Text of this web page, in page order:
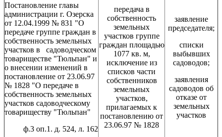
Постановление главы
администрации г. Озерска
от 12.04.1999 № 831 "О
передаче группе граждан в
собственность земельных
участков в садоводческом
товариществе "Тюльпан" и
о внесении изменений в
постановление от 23.06.97
№ 1828 "О передаче в
собственность земельных
участков садоводческому
товариществу "Тюльпан"
ф.3 оп.1. д. 524, л. 162
передача в
собственность
земельных
участков группе
граждан площадью
1077 кв. м,
исключение из
списков части
собственников
земельных
участков,
прилагаемых к
постановлению от
23.06.97 № 1828
заявление
председателя;
списки
выбывших
садоводов;
заявления
садоводов об
отказе от
земельных
участков